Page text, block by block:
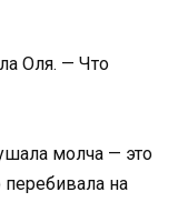
Оля. — Что
молча — это
на